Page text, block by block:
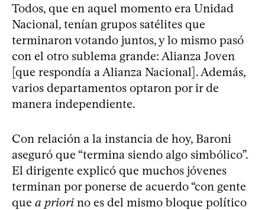
Todos, que en aquel momento era Unidad
Nacional, tenían grupos satélites que
terminaron votando juntos, y lo mismo pasó
con el otro sublema grande: Alianza Joven
[que respondía a Alianza Nacional]. Además,
varios departamentos optaron por ir de
manera independiente.
Con relación a la instancia de hoy, Baroni
aseguró que “termina siendo algo simbólico”.
El dirigente explicó que muchos jóvenes
terminan por ponerse de acuerdo “con gente
que a priori no es del mismo bloque político